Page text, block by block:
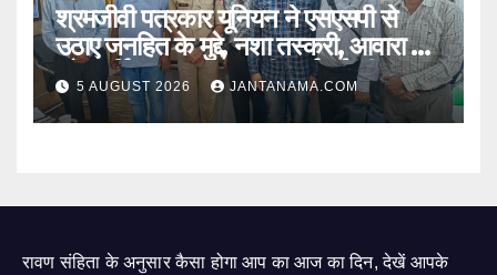
श्रमजीवी पत्रकार यूनियन ने एसएसपी से
उठाए जनहित के मुद्दे, नशा तस्करी, आवारा पशु
और पार्किंग व्यवस्था पर की कार्रवाई की मांग
5 AUGUST 2026 JANTANAMA.COM
रावण संहिता के अनुसार कैसा होगा आप का आज का दिन, देखें आपके